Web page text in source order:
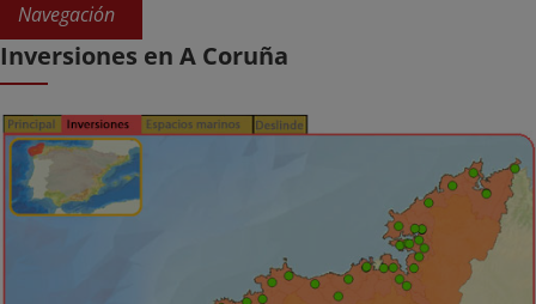
Navegación
Inversiones en A Coruña